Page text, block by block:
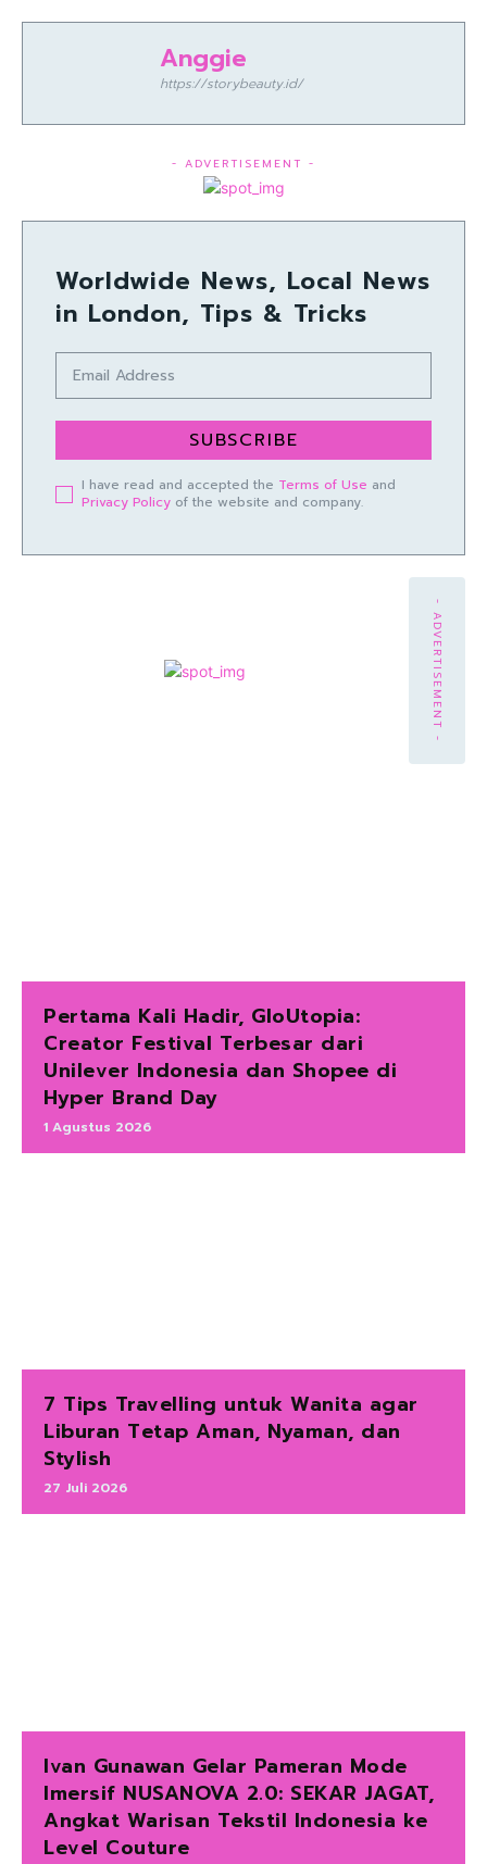
Anggie
https://storybeauty.id/
- ADVERTISEMENT -
Worldwide News, Local News
in London, Tips & Tricks
SUBSCRIBE
I have read and accepted the Terms of Use and
Privacy Policy of the website and company.
- ADVERTISEMENT -
Pertama Kali Hadir, GloUtopia:
Creator Festival Terbesar dari
Unilever Indonesia dan Shopee di
Hyper Brand Day
1 Agustus 2026
7 Tips Travelling untuk Wanita agar
Liburan Tetap Aman, Nyaman, dan
Stylish
27 Juli 2026
Ivan Gunawan Gelar Pameran Mode
Imersif NUSANOVA 2.0: SEKAR JAGAT,
Angkat Warisan Tekstil Indonesia ke
Level Couture